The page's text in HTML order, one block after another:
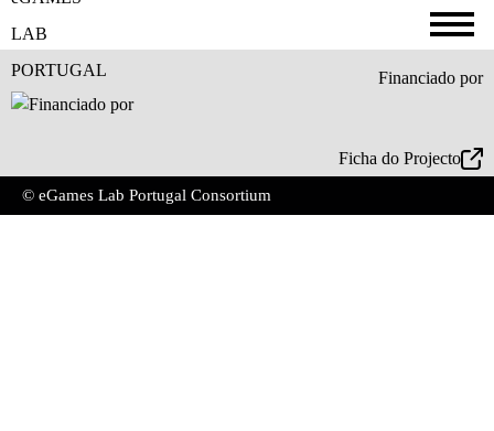
Financiado por
Ficha do Projecto
© eGames Lab Portugal Consortium